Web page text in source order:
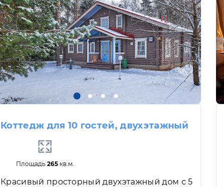
Коттедж для 10 гостей, двухэтажный
Площадь 265кв.м.
Красивый просторный двухэтажный дом с 5